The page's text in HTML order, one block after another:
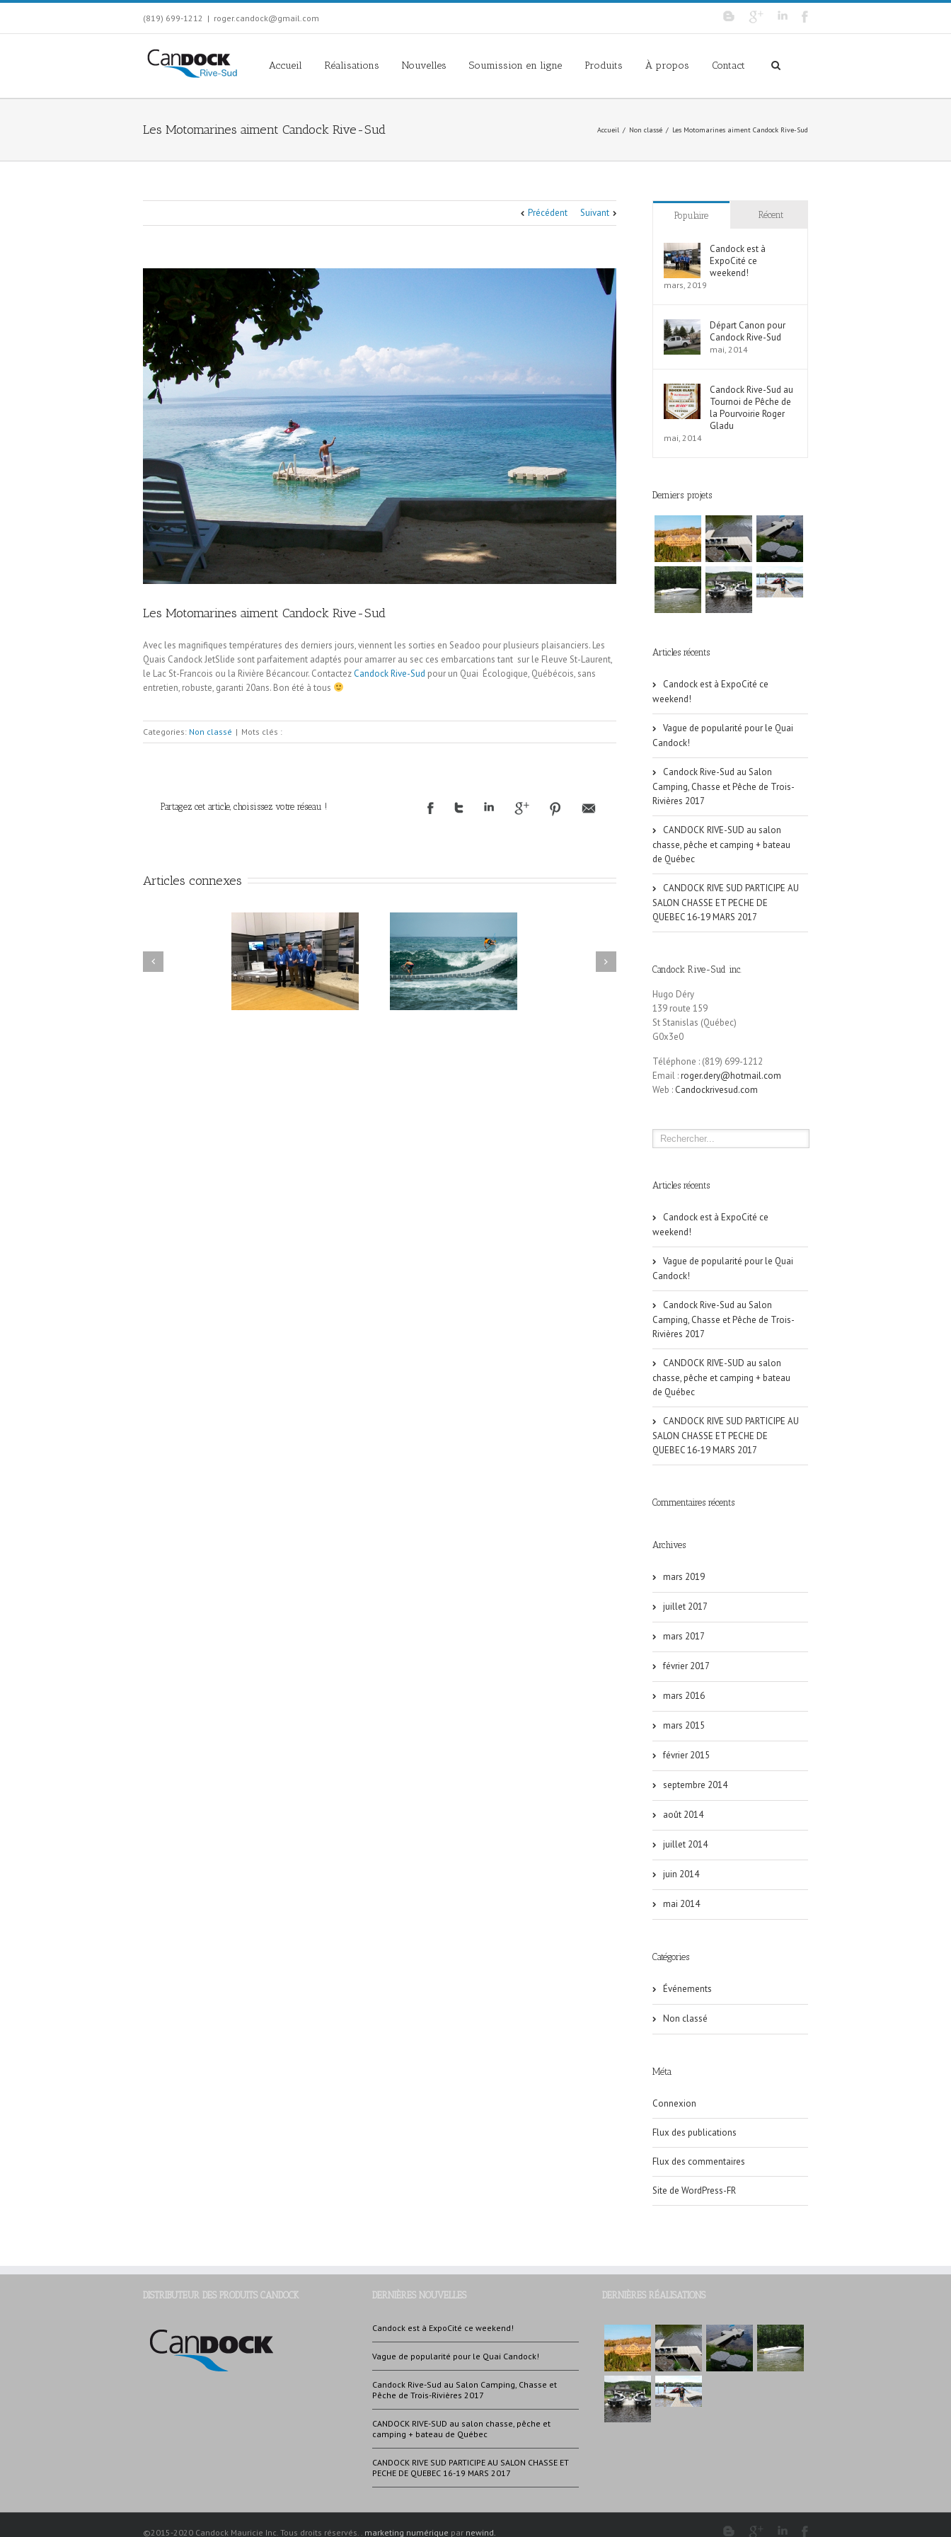
(819) 699-1212 | roger.candock@gmail.com
Accueil Réalisations Nouvelles Soumission en ligne Produits À propos Contact
Les Motomarines aiment Candock Rive-Sud Accueil Non classé Les Motomarines aiment Candock Rive-Sud
Précédent Suivant
Les Motomarines aiment Candock Rive-Sud
Avec les magnifiques températures des derniers jours, viennent les sorties en Seadoo pour plusieurs plaisanciers. Les
Quais Candock JetSlide sont parfaitement adaptés pour amarrer au sec ces embarcations tant sur le Fleuve St-Laurent,
le Lac St-Francois ou la Rivière Bécancour. Contactez Candock Rive-Sud pour un Quai Écologique, Québécois, sans
entretien, robuste, garanti 20ans. Bon été à tous
Categories: Non classé | Mots clés :
Partagez cet article, choisissez votre réseau !
Articles connexes
Candock est à ExpoCité ce
Vague de popularité pour le
Quai Candock!
Candock Rive-Sud au Salon
Camping, Chasse et Pêche de
CANDOCK RIVE-SUD au
camping + bateau de Québec
Previous
Next
Populaire Récent
Candock est à
ExpoCité ce
weekend!
mars, 2019
Départ Canon pour
Candock Rive-Sud
mai, 2014
Candock Rive-Sud au
Tournoi de Pêche de
la Pourvoirie Roger
Gladu
mai, 2014
Derniers projets
Articles récents
Candock est à ExpoCité ce
weekend!
Vague de popularité pour le Quai
Candock!
Candock Rive-Sud au Salon
Camping, Chasse et Pêche de Trois-
Rivières 2017
CANDOCK RIVE-SUD au salon
chasse, pêche et camping + bateau
de Québec
CANDOCK RIVE SUD PARTICIPE AU
SALON CHASSE ET PECHE DE
QUEBEC 16-19 MARS 2017
Candock Rive-Sud inc.
Hugo Déry
139 route 159
St Stanislas (Québec)
G0x3e0
Téléphone : (819) 699-1212
Email :roger.dery@hotmail.com
Web : Candockrivesud.com
Articles récents
Candock est à ExpoCité ce
weekend!
Vague de popularité pour le Quai
Candock!
Candock Rive-Sud au Salon
Camping, Chasse et Pêche de Trois-
Rivières 2017
CANDOCK RIVE-SUD au salon
chasse, pêche et camping + bateau
de Québec
CANDOCK RIVE SUD PARTICIPE AU
SALON CHASSE ET PECHE DE
QUEBEC 16-19 MARS 2017
Commentaires récents
Archives
mars 2019
juillet 2017
mars 2017
février 2017
mars 2016
mars 2015
février 2015
septembre 2014
août 2014
juillet 2014
juin 2014
mai 2014
Catégories
Événements
Non classé
Méta
Connexion
Flux des publications
Flux des commentaires
Site de WordPress-FR
DISTRIBUTEUR DES PRODUITS CANDOCK DERNIÈRES NOUVELLES
Candock est à ExpoCité ce weekend!
Vague de popularité pour le Quai Candock!
Candock Rive-Sud au Salon Camping, Chasse et
Pêche de Trois-Rivières 2017
CANDOCK RIVE-SUD au salon chasse, pêche et
camping + bateau de Québec
CANDOCK RIVE SUD PARTICIPE AU SALON CHASSE ET
PECHE DE QUEBEC 16-19 MARS 2017
DERNIÈRES RÉALISATIONS
©2015-2020 Candock Mauricie Inc. Tous droits réservés. . marketing numérique par newind.